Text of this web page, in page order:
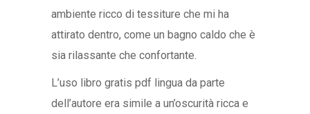
ambiente ricco di tessiture che mi ha
attirato dentro, come un bagno caldo che è
sia rilassante che confortante.
L’uso libro gratis pdf lingua da parte
dell’autore era simile a un’oscurità ricca e